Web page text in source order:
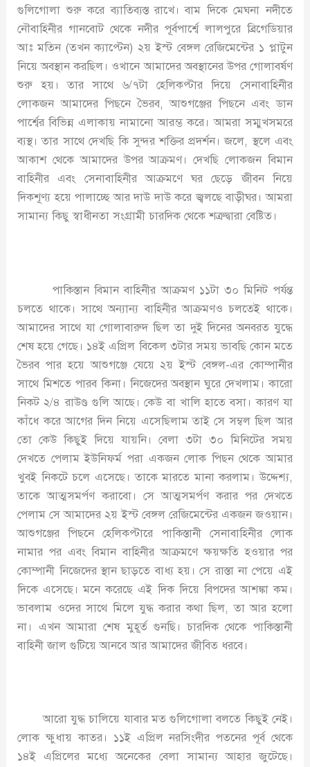
গুলিগোলা শুরু করে ব্যাতিব্যস্ত রাখে। বাম দিকে মেঘনা নদীতে
নৌবাহিনীর গানবোট থেকে নদীর পূর্বপার্শ্বে লালপুরে ব্রিগেডিয়ার
আঃ মতিন (তখন ক্যাপ্টেন) ২য় ইস্ট বেঙ্গল রেজিমেন্টের ১ প্লাটুন
নিয়ে অবস্থান করছিল। ওখানে আমাদের অবস্থানের উপর গোলাবর্ষণ
শুরু হয়। তার সাথে ৬/৭টা হেলিকপ্টার দিয়ে সেনাবাহিনীর
লোকজন আমাদের পিছনে ভৈরব, আশুগঞ্জের পিছনে এবং ডান
পার্শ্বের বিভিন্ন এলাকায় নামানো আরম্ভ করে। আমরা সম্মুখসমরে
ব্যস্থ। তার সাথে দেখছি কি সুন্দর শক্তির প্রদর্শন। জলে, স্থলে এবং
আকাশ থেকে আমাদের উপর আক্রমণ। দেখছি লোকজন বিমান
বাহিনীর এবং সেনাবাহিনীর আক্রমণে ঘর ছেড়ে জীবন নিয়ে
দিকশূণ্য হয়ে পালাচ্ছে আর দাউ দাউ করে জ্বলছে বাড়ীঘর। আমরা
সামান্য কিছু স্বাধীনতা সংগ্রামী চারদিক থেকে শত্রুদ্বারা বেষ্টিত।
পাকিস্তান বিমান বাহিনীর আক্রমণ ১১টা ৩০ মিনিট পর্যন্ত
চলতে থাকে। সাথে অন্যান্য বাহিনীর আক্রমণও চলতেই থাকে।
আমাদের সাথে যা গোলাবারুদ ছিল তা দুই দিনের অনবরত যুদ্ধে
শেষ হয়ে গেছে। ১৪ই এপ্রিল বিকেল ৩টার সময় ভাবছি কোন মতে
ভৈরব পার হয়ে আশুগঞ্জে যেয়ে ২য় ইস্ট বেঙ্গল-এর কোম্পানীর
সাথে মিশতে পারব কিনা। নিজেদের অবস্থান ঘুরে দেখলাম। কারো
নিকট ২/৪ রাউণ্ড গুলি আছে। কেউ বা খালি হাতে বসা। কারণ যা
কাঁধে করে আগের দিন নিয়ে এসেছিলাম তাই সে সম্বল ছিল আর
তো কেউ কিছুই দিয়ে যায়নি। বেলা ৩টা ৩০ মিনিটের সময়
দেখতে পেলাম ইউনিফর্ম পরা একজন লোক পিছন থেকে আমার
খুবই নিকটে চলে এসেছে। তাকে মারতে মানা করলাম। উদ্দেশ্য,
তাকে আত্মসমর্পণ করাবো। সে আত্মসমর্পণ করার পর দেখতে
পেলাম সে আমাদের ২য় ইস্ট বেঙ্গল রেজিমেন্টের একজন জওয়ান।
আশুগঞ্জের পিছনে হেলিকপ্টারে পাকিস্তানী সেনাবাহিনীর লোক
নামার পর এবং বিমান বাহিনীর আক্রমণে ক্ষয়ক্ষতি হওয়ার পর
কোম্পানী নিজেদের স্থান ছাড়তে বাধ্য হয়। সে রাস্তা না পেয়ে এই
দিকে এসেছে। মনে করেছে এই দিক দিয়ে বিপদের আশঙ্কা কম।
ভাবলাম ওদের সাথে মিলে যুদ্ধ করার কথা ছিল, তা আর হলো
না। এখন আমারা শেষ মুহূর্ত গুনছি। চারদিক থেকে পাকিস্তানী
বাহিনী জাল গুটিয়ে আনবে আর আমাদের জীবিত ধরবে।
আরো যুদ্ধ চালিয়ে যাবার মত গুলিগোলা বলতে কিছুই নেই।
লোক ক্ষুধায় কাতর। ১১ই এপ্রিল নরসিংদীর পতনের পূর্ব থেকে
১৪ই এপ্রিলের মধ্যে অনেকের বেলা সামান্য আহার জুটেছে।